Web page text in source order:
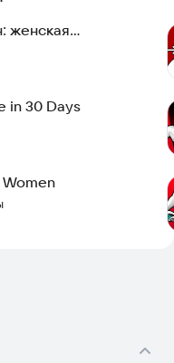
женская
in 30 Days